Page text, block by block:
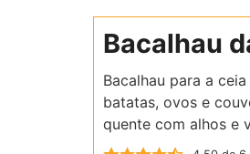
Bacalhau
Bacalhau para a
batatas, ovos e
quente com alhos e